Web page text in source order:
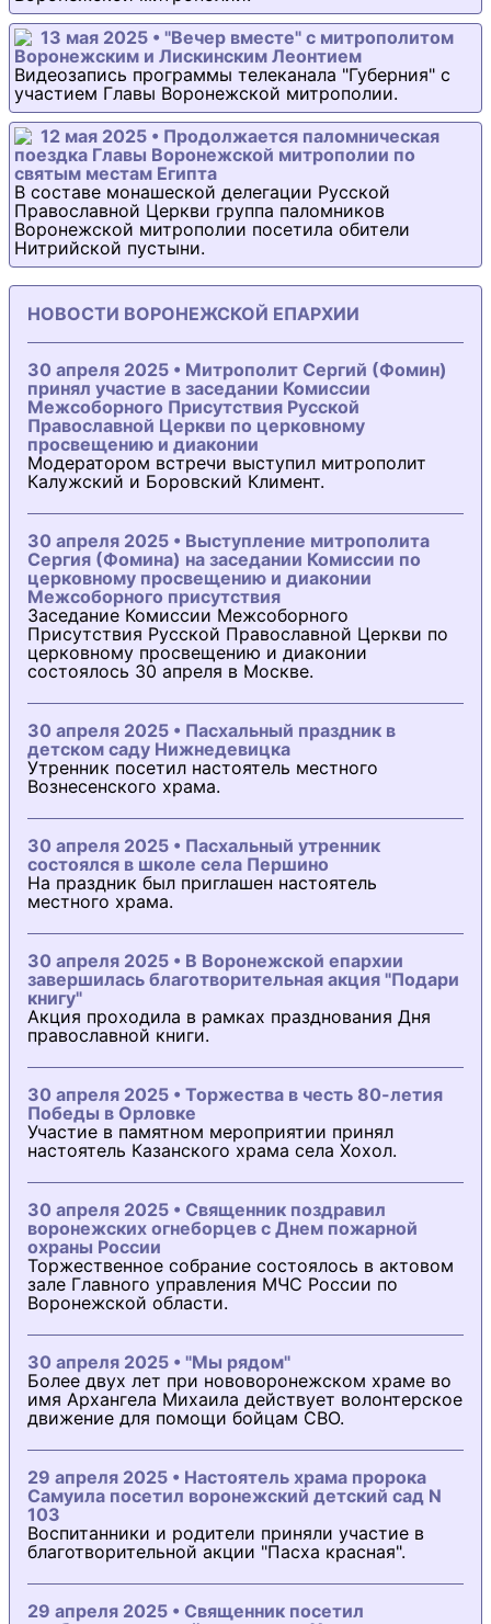
13 мая 2025 • "Вечер вместе" с митрополитом
Воронежским и Лискинским Леонтием
Видеозапись программы телеканала "Губерния" с
участием Главы Воронежской митрополии.
12 мая 2025 • Продолжается паломническая
поездка Главы Воронежской митрополии по
святым местам Египта
В составе монашеской делегации Русской
Православной Церкви группа паломников
Воронежской митрополии посетила обители
Нитрийской пустыни.
НОВОСТИ ВОРОНЕЖСКОЙ ЕПАРХИИ
30 апреля 2025 • Митрополит Сергий (Фомин)
принял участие в заседании Комиссии
Межсоборного Присутствия Русской
Православной Церкви по церковному
просвещению и диаконии
Модератором встречи выступил митрополит
Калужский и Боровский Климент.
30 апреля 2025 • Выступление митрополита
Сергия (Фомина) на заседании Комиссии по
церковному просвещению и диаконии
Межсоборного присутствия
Заседание Комиссии Межсоборного
Присутствия Русской Православной Церкви по
церковному просвещению и диаконии
состоялось 30 апреля в Москве.
30 апреля 2025 • Пасхальный праздник в
детском саду Нижнедевицка
Утренник посетил настоятель местного
Вознесенского храма.
30 апреля 2025 • Пасхальный утренник
состоялся в школе села Першино
На праздник был приглашен настоятель
местного храма.
30 апреля 2025 • В Воронежской епархии
завершилась благотворительная акция "Подари
книгу"
Акция проходила в рамках празднования Дня
православной книги.
30 апреля 2025 • Торжества в честь 80-летия
Победы в Орловке
Участие в памятном мероприятии принял
настоятель Казанского храма села Хохол.
30 апреля 2025 • Священник поздравил
воронежских огнеборцев с Днем пожарной
охраны России
Торжественное собрание состоялось в актовом
зале Главного управления МЧС России по
Воронежской области.
30 апреля 2025 • "Мы рядом"
Более двух лет при нововоронежском храме во
имя Архангела Михаила действует волонтерское
движение для помощи бойцам СВО.
29 апреля 2025 • Настоятель храма пророка
Самуила посетил воронежский детский сад N
103
Воспитанники и родители приняли участие в
благотворительной акции "Пасха красная".
29 апреля 2025 • Священник посетил